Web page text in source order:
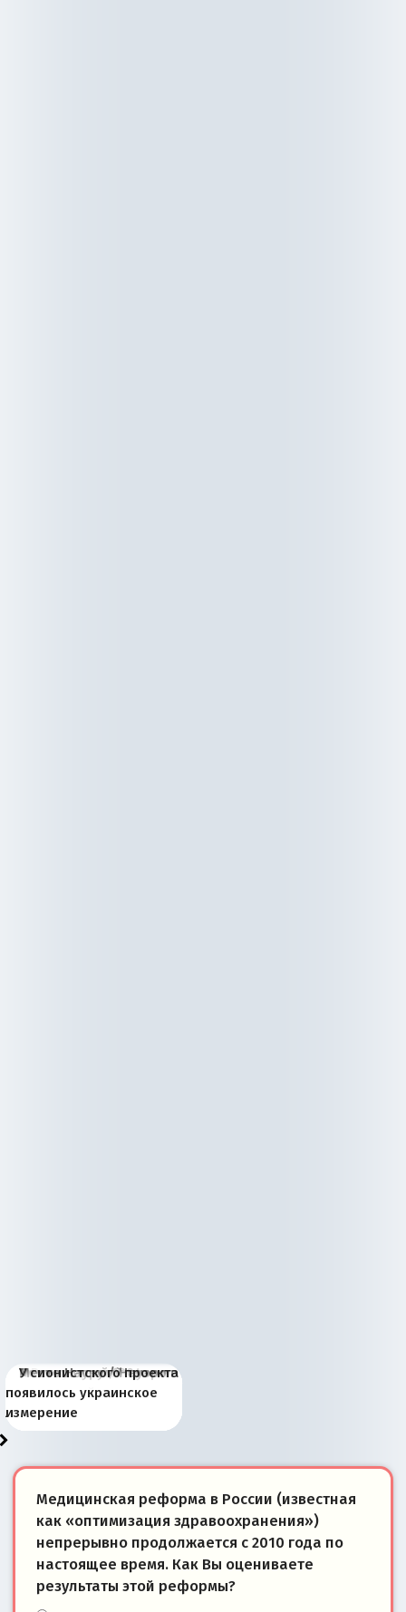
Киевская марионетка
Запада рассказала о
«переобувании» хозяев
В России назрели
перемены: 15 шагов к
суверенной экономике
Миграционный пожар
Европы
Россия начинает
сбрасывать балласт
Анкориджа
Россия зимой 1904
года: первые уступки во
внутренней политике
Русская нация вчера и
сегодня
Почему правый крах в
Варшаве не поможет её
отношениям с Россией?
Место Науру / Науэро в
современной истории
Южной Осетии
У сионистского проекта
появилось украинское
измерение
Медицинская реформа в России (известная
как «оптимизация здравоохранения»)
непрерывно продолжается с 2010 года по
настоящее время. Как Вы оцениваете
результаты этой реформы?